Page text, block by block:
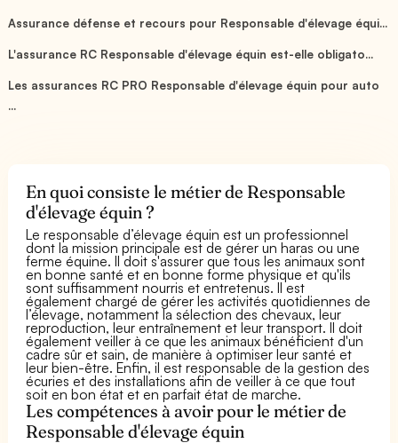
Assurance défense et recours pour Responsable d'élevage équi...
L'assurance RC Responsable d'élevage équin est-elle obligato...
Les assurances RC PRO Responsable d'élevage équin pour auto
...
En quoi consiste le métier de Responsable
d'élevage équin ?
Le responsable d’élevage équin est un professionnel
dont la mission principale est de gérer un haras ou une
ferme équine. Il doit s'assurer que tous les animaux sont
en bonne santé et en bonne forme physique et qu'ils
sont suffisamment nourris et entretenus. Il est
également chargé de gérer les activités quotidiennes de
l’élevage, notamment la sélection des chevaux, leur
reproduction, leur entraînement et leur transport. Il doit
également veiller à ce que les animaux bénéficient d'un
cadre sûr et sain, de manière à optimiser leur santé et
leur bien-être. Enfin, il est responsable de la gestion des
écuries et des installations afin de veiller à ce que tout
soit en bon état et en parfait état de marche.
Les compétences à avoir pour le métier de
Responsable d'élevage équin